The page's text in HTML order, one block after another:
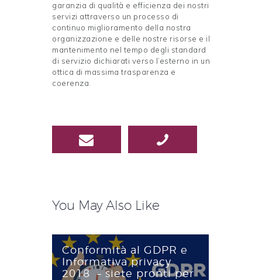
garanzia di qualità e efficienza dei nostri
servizi attraverso un processo di
continuo miglioramento della nostra
organizzazione e delle nostre risorse e il
mantenimento nel tempo degli standard
di servizio dichiarati verso l’esterno in un
ottica di massima trasparenza e
coerenza.
Navigazione
You May Also Like
Conformità al GDPR e
Informativa privacy
2018 – siete pronti per